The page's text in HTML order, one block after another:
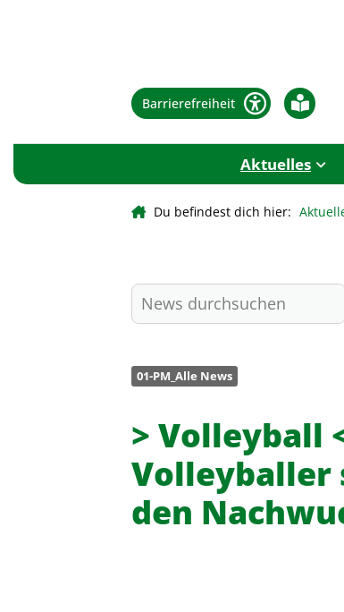
Barrierefreiheit
Aktuelles
Du befindest dich hier:
01-PM_Alle News
> Volleyball
Volleyballer
den